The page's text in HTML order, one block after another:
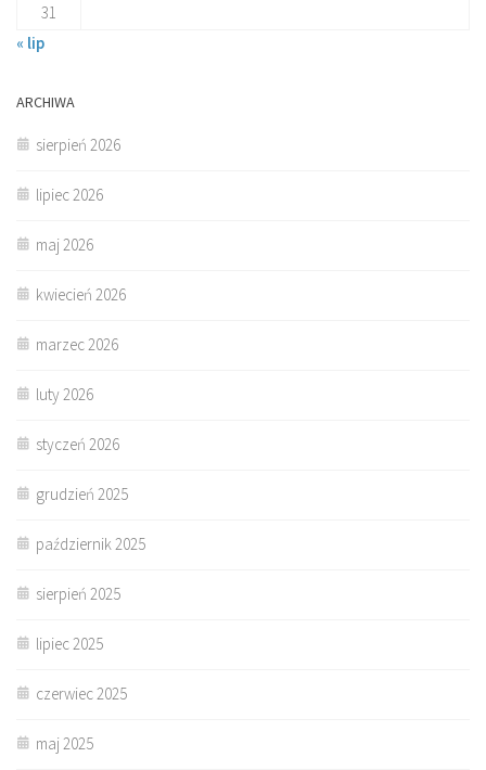
31
« lip
ARCHIWA
sierpień 2026
lipiec 2026
maj 2026
kwiecień 2026
marzec 2026
luty 2026
styczeń 2026
grudzień 2025
październik 2025
sierpień 2025
lipiec 2025
czerwiec 2025
maj 2025